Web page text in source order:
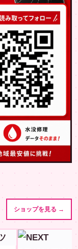
ショップを見る →